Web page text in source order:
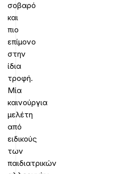
σοβαρό
και
πιο
επίμονο
στην
ίδια
τροφή.
Μία
καινούργια
μελέτη
από
ειδικούς
των
παιδιατρικών